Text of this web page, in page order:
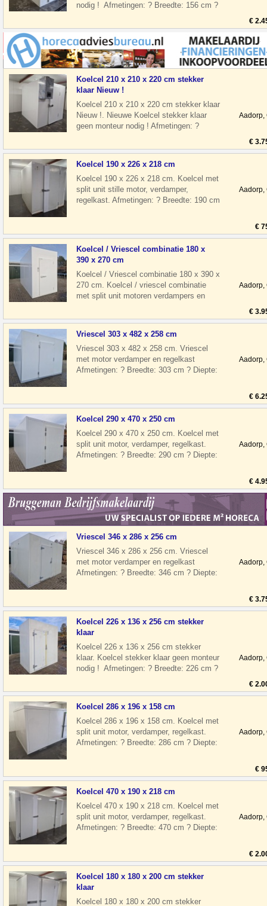
nodig ! Afmetingen: ? Breedte: 156 cm ?
€
Koelcel 210 x 210 x 220 cm stekker
klaar Nieuw !
Koelcel 210 x 210 x 220 cm stekker klaar
Nieuw !. Nieuwe Koelcel stekker klaar
geen monteur nodig ! Afmetingen: ?
Aadorp,
€
Koelcel 190 x 226 x 218 cm
Koelcel 190 x 226 x 218 cm. Koelcel met
split unit stille motor, verdamper,
regelkast. Afmetingen: ? Breedte: 190 cm
Aadorp,
€
Koelcel / Vriescel combinatie 180 x
390 x 270 cm
Koelcel / Vriescel combinatie 180 x 390 x
270 cm. Koelcel / vriescel combinatie
met split unit motoren verdampers en
Aadorp,
€
Vriescel 303 x 482 x 258 cm
Vriescel 303 x 482 x 258 cm. Vriescel
met motor verdamper en regelkast
Afmetingen: ? Breedte: 303 cm ? Diepte:
Aadorp,
€
Koelcel 290 x 470 x 250 cm
Koelcel 290 x 470 x 250 cm. Koelcel met
split unit motor, verdamper, regelkast.
Afmetingen: ? Breedte: 290 cm ? Diepte:
Aadorp,
€
Vriescel 346 x 286 x 256 cm
Vriescel 346 x 286 x 256 cm. Vriescel
met motor verdamper en regelkast
Afmetingen: ? Breedte: 346 cm ? Diepte:
Aadorp,
€
Koelcel 226 x 136 x 256 cm stekker
klaar
Koelcel 226 x 136 x 256 cm stekker
klaar. Koelcel stekker klaar geen monteur
nodig ! Afmetingen: ? Breedte: 226 cm ?
Aadorp,
€
Koelcel 286 x 196 x 158 cm
Koelcel 286 x 196 x 158 cm. Koelcel met
split unit motor, verdamper, regelkast.
Afmetingen: ? Breedte: 286 cm ? Diepte:
Aadorp,
€
Koelcel 470 x 190 x 218 cm
Koelcel 470 x 190 x 218 cm. Koelcel met
split unit motor, verdamper, regelkast.
Afmetingen: ? Breedte: 470 cm ? Diepte:
Aadorp,
€
Koelcel 180 x 180 x 200 cm stekker
klaar
Koelcel 180 x 180 x 200 cm stekker